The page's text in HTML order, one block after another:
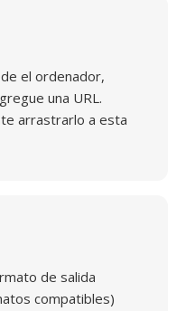
el ordenador,
una URL.
arrastrarlo a esta
de salida
compatibles)